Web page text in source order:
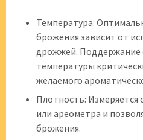
Температура:
брожения зависит от
дрожжей. Поддержание
температуры
желаемого
Плотность:
или ареометра и
брожения.